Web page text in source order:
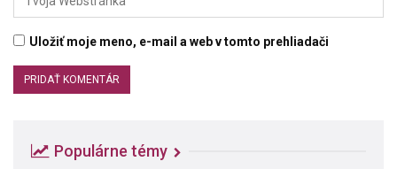
Uložiť moje meno, e-mail a web v tomto prehliadači
Populárne témy